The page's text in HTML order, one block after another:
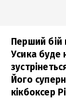
Перший бій
Усика буде
Його
кікбоксер